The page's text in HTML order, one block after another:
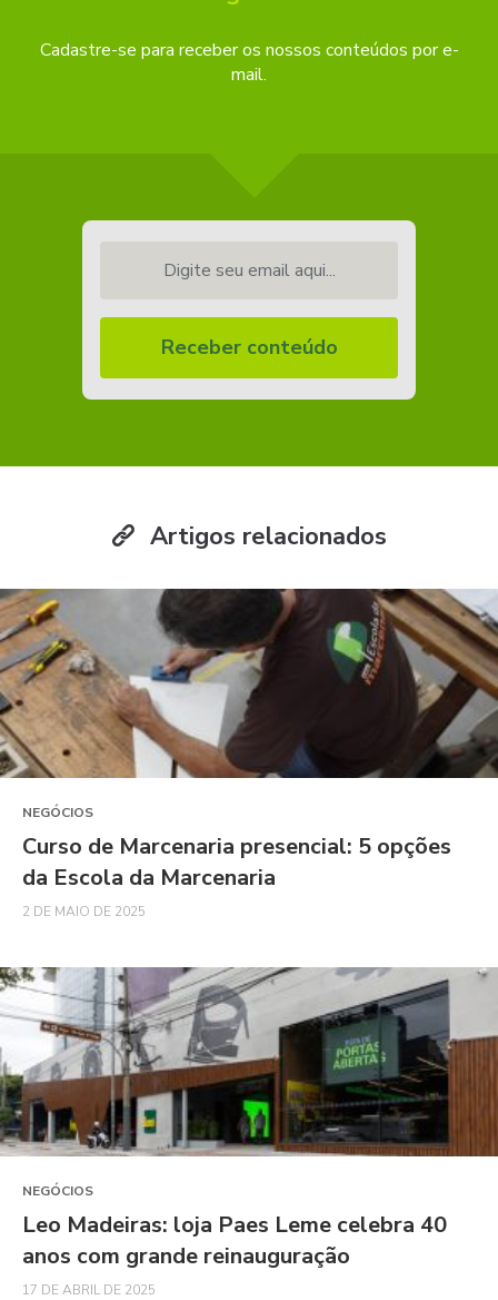
Cadastre-se para receber os nossos conteúdos por e-
mail.
Receber conteúdo
Artigos relacionados
NEGÓCIOS
Curso de Marcenaria presencial: 5 opções
da Escola da Marcenaria
2 DE MAIO DE 2025
NEGÓCIOS
Leo Madeiras: loja Paes Leme celebra 40
anos com grande reinauguração
17 DE ABRIL DE 2025